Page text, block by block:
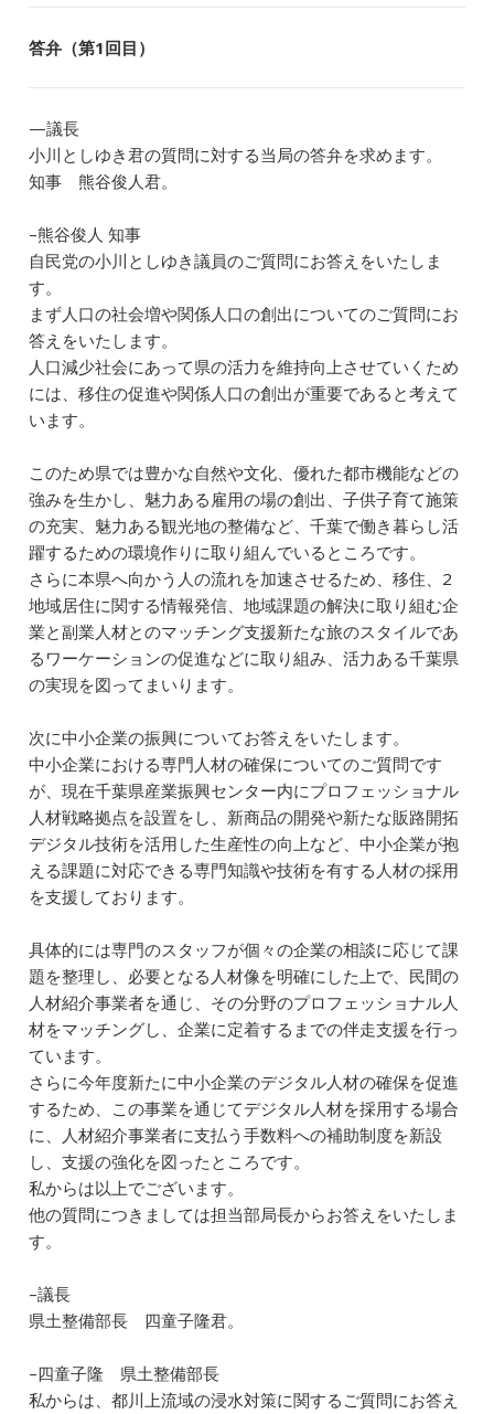
答弁（第1回目）
—議長
小川としゆき君の質問に対する当局の答弁を求めます。
知事 熊谷俊人君。
–熊谷俊人 知事
自民党の小川としゆき議員のご質問にお答えをいたしま
す。
まず人口の社会増や関係人口の創出についてのご質問にお
答えをいたします。
人口減少社会にあって県の活力を維持向上させていくため
には、移住の促進や関係人口の創出が重要であると考えて
います。
このため県では豊かな自然や文化、優れた都市機能などの
強みを生かし、魅力ある雇用の場の創出、子供子育て施策
の充実、魅力ある観光地の整備など、千葉で働き暮らし活
躍するための環境作りに取り組んでいるところです。
さらに本県へ向かう人の流れを加速させるため、移住、2
地域居住に関する情報発信、地域課題の解決に取り組む企
業と副業人材とのマッチング支援新たな旅のスタイルであ
るワーケーションの促進などに取り組み、活力ある千葉県
の実現を図ってまいります。
次に中小企業の振興についてお答えをいたします。
中小企業における専門人材の確保についてのご質問です
が、現在千葉県産業振興センター内にプロフェッショナル
人材戦略拠点を設置をし、新商品の開発や新たな販路開拓
デジタル技術を活用した生産性の向上など、中小企業が抱
える課題に対応できる専門知識や技術を有する人材の採用
を支援しております。
具体的には専門のスタッフが個々の企業の相談に応じて課
題を整理し、必要となる人材像を明確にした上で、民間の
人材紹介事業者を通じ、その分野のプロフェッショナル人
材をマッチングし、企業に定着するまでの伴走支援を行っ
ています。
さらに今年度新たに中小企業のデジタル人材の確保を促進
するため、この事業を通じてデジタル人材を採用する場合
に、人材紹介事業者に支払う手数料への補助制度を新設
し、支援の強化を図ったところです。
私からは以上でございます。
他の質問につきましては担当部局長からお答えをいたしま
す。
–議長
県土整備部長 四童子隆君。
–四童子隆 県土整備部長
私からは、都川上流域の浸水対策に関するご質問にお答え